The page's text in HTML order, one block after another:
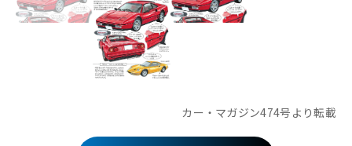
カー・マガジン474号より転載